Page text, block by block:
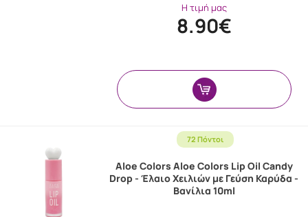
Η τιμή μας
8.90€
72 Πόντοι
Aloe Colors Aloe Colors Lip Oil Candy
Drop - Έλαιο Χειλιών με Γεύση Καρύδα -
Βανίλια 10ml